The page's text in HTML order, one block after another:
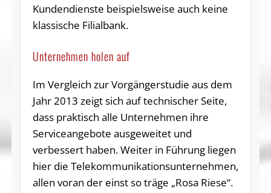
Kundendienste beispielsweise auch keine
klassische Filialbank.
Unternehmen holen auf
Im Vergleich zur Vorgängerstudie aus dem
Jahr 2013 zeigt sich auf technischer Seite,
dass praktisch alle Unternehmen ihre
Serviceangebote ausgeweitet und
verbessert haben. Weiter in Führung liegen
hier die Telekommunikationsunternehmen,
allen voran der einst so träge „Rosa Riese“.